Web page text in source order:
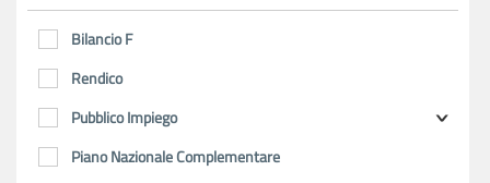
Bilancio F
Rendico
Pubblico Impiego
Piano Nazionale Complementare